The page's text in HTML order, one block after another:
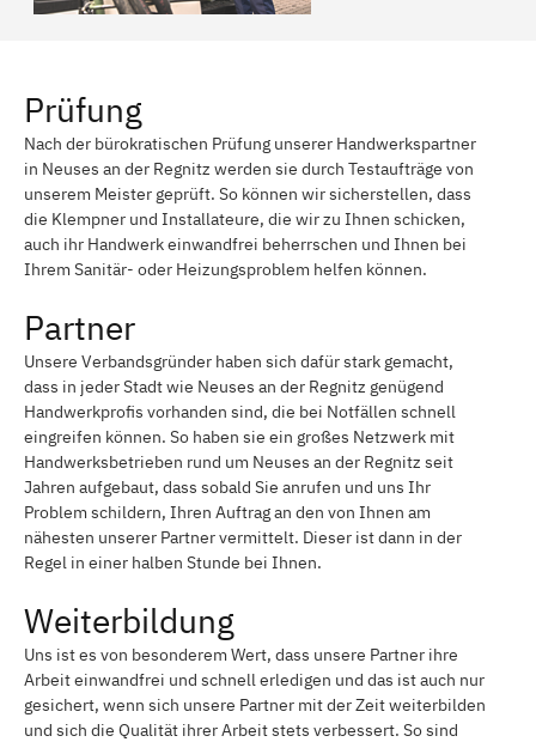
Prüfung
Nach der bürokratischen Prüfung unserer Handwerkspartner
in Neuses an der Regnitz werden sie durch Testaufträge von
unserem Meister geprüft. So können wir sicherstellen, dass
die Klempner und Installateure, die wir zu Ihnen schicken,
auch ihr Handwerk einwandfrei beherrschen und Ihnen bei
Ihrem Sanitär- oder Heizungsproblem helfen können.
Partner
Unsere Verbandsgründer haben sich dafür stark gemacht,
dass in jeder Stadt wie Neuses an der Regnitz genügend
Handwerkprofis vorhanden sind, die bei Notfällen schnell
eingreifen können. So haben sie ein großes Netzwerk mit
Handwerksbetrieben rund um Neuses an der Regnitz seit
Jahren aufgebaut, dass sobald Sie anrufen und uns Ihr
Problem schildern, Ihren Auftrag an den von Ihnen am
nähesten unserer Partner vermittelt. Dieser ist dann in der
Regel in einer halben Stunde bei Ihnen.
Weiterbildung
Uns ist es von besonderem Wert, dass unsere Partner ihre
Arbeit einwandfrei und schnell erledigen und das ist auch nur
gesichert, wenn sich unsere Partner mit der Zeit weiterbilden
und sich die Qualität ihrer Arbeit stets verbessert. So sind